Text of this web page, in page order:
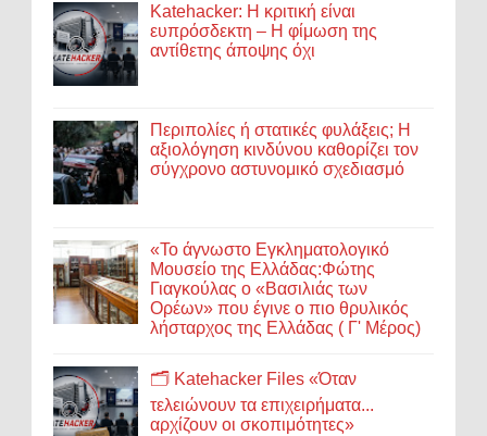
Katehacker: Η κριτική είναι
ευπρόσδεκτη – Η φίμωση της
αντίθετης άποψης όχι
Περιπολίες ή στατικές φυλάξεις; Η
αξιολόγηση κινδύνου καθορίζει τον
σύγχρονο αστυνομικό σχεδιασμό
«Το άγνωστο Εγκληματολογικό
Μουσείο της Ελλάδας:Φώτης
Γιαγκούλας ο «Βασιλιάς των
Ορέων» που έγινε ο πιο θρυλικός
λήσταρχος της Ελλάδας ( Γ' Μέρος)
🗂️ Katehacker Files «Όταν
τελειώνουν τα επιχειρήματα...
αρχίζουν οι σκοπιμότητες»